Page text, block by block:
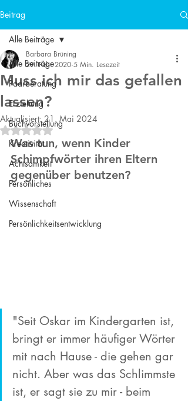
Beitrag
Alle Beiträge
Paarberatung
Erziehung
Buchvorstellung
Kreativität
Achtsamkeit
Persönliches
Wissenschaft
Persönlichkeitsentwicklung
Alle Beiträge
Muss ich mir das gefallen
lassen?
Barbara Brüning
29. Feb. 2020 5 Min. Lesezeit
Aktualisiert: 21. Mai 2024
Mit NaN von 5 Sternen bewertet.
Was tun, wenn Kinder
Schimpfwörter ihren Eltern
gegenüber benutzen?
"Seit Oskar im Kindergarten ist,
bringt er immer häufiger Wörter
mit nach Hause - die gehen gar
nicht. Aber was das Schlimmste
ist, er sagt sie zu mir - beim